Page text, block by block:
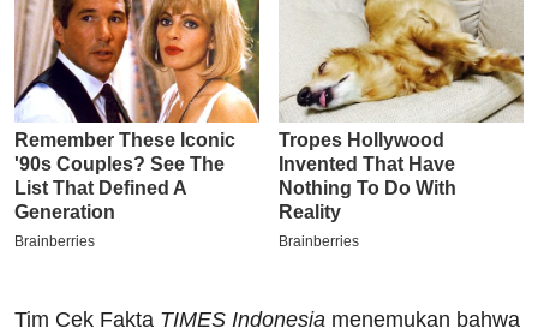
Tim Cek Fakta TIMES Indonesia menemukan bahwa